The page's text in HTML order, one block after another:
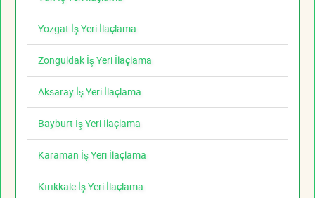
Yozgat İş Yeri İlaçlama
Zonguldak İş Yeri İlaçlama
Aksaray İş Yeri İlaçlama
Bayburt İş Yeri İlaçlama
Karaman İş Yeri İlaçlama
Kırıkkale İş Yeri İlaçlama